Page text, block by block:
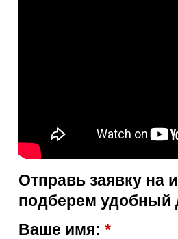
Отправь заявку на
подберем удобный
Ваше имя: *